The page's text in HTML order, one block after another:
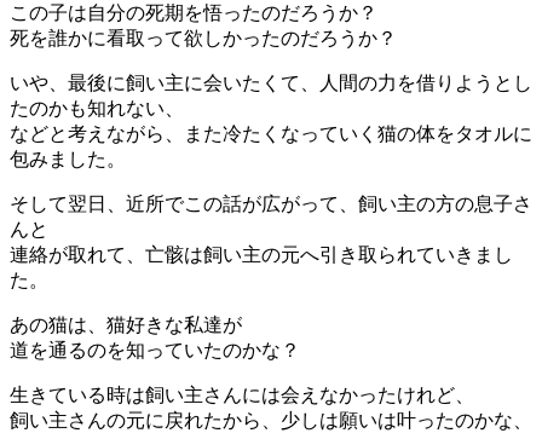
この子は自分の死期を悟ったのだろうか？
死を誰かに看取って欲しかったのだろうか？
いや、最後に飼い主に会いたくて、人間の力を借りようとし
たのかも知れない、
などと考えながら、また冷たくなっていく猫の体をタオルに
包みました。
そして翌日、近所でこの話が広がって、飼い主の方の息子さ
んと
連絡が取れて、亡骸は飼い主の元へ引き取られていきまし
た。
あの猫は、猫好きな私達が
道を通るのを知っていたのかな？
生きている時は飼い主さんには会えなかったけれど、
飼い主さんの元に戻れたから、少しは願いは叶ったのかな、